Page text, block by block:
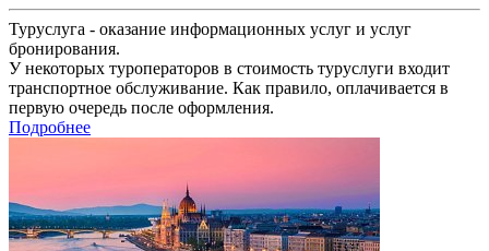
Туруслуга - оказание информационных услуг и услуг
бронирования.
У некоторых туроператоров в стоимость туруслуги входит
транспортное обслуживание. Как правило, оплачивается в
первую очередь после оформления.
Подробнее